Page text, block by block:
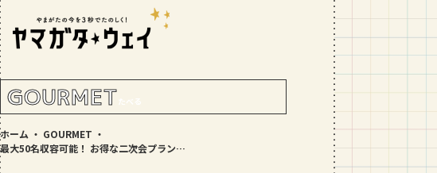
RANKING!
地元民が選ぶ山形県ラーメン人気店
【30選】ランキング付き
GOURMET たべる
ホーム ・ GOURMET ・
最大50名収容可能！ お得な二次会プランは2時間飲み放題2,500円から！